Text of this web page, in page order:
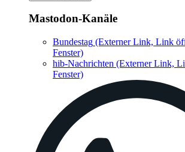
Mastodon-Kanäle
Bundestag (Externer Link, Link
Fenster)
hib-Nachrichten (Externer Link,
Fenster)